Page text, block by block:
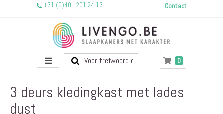
+31 (0)40 - 201 24 13 Contact
Toggle
Nav
Winkelwagen
0producten
3 deurs kledingkast met lades
dust